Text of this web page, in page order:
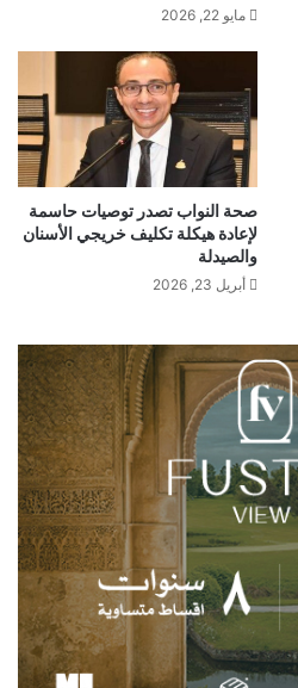
مايو 22, 2026
صحة النواب تصدر توصيات حاسمة
لإعادة هيكلة تكليف خريجي الأسنان
والصيدلة
أبريل 23, 2026